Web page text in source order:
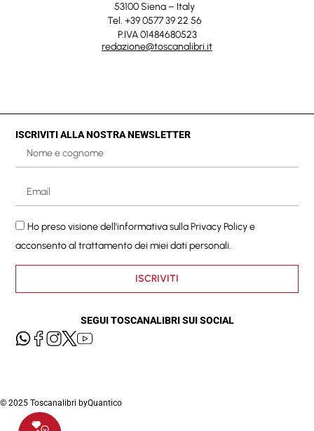
53100 Siena – Italy
Tel. +39 0577 39 22 56
P.IVA 01484680523
redazione@toscanalibri.it
ISCRIVITI ALLA NOSTRA NEWSLETTER
Ho preso visione dell'informativa sullaPrivacy Policye
acconsento al trattamento dei miei dati personali.
ISCRIVITI
SEGUI TOSCANALIBRI SUI SOCIAL
© 2025 Toscanalibri byQuantico